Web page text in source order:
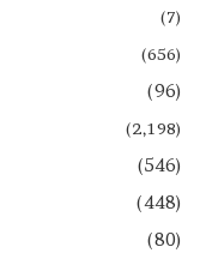
(7)
(656)
(96)
(2,198)
(546)
(448)
(80)